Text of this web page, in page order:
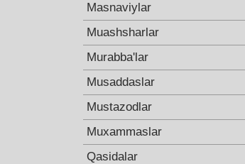
Masnaviylar
Muashsharlar
Murabba'lar
Musaddaslar
Mustazodlar
Muxammaslar
Qasidalar